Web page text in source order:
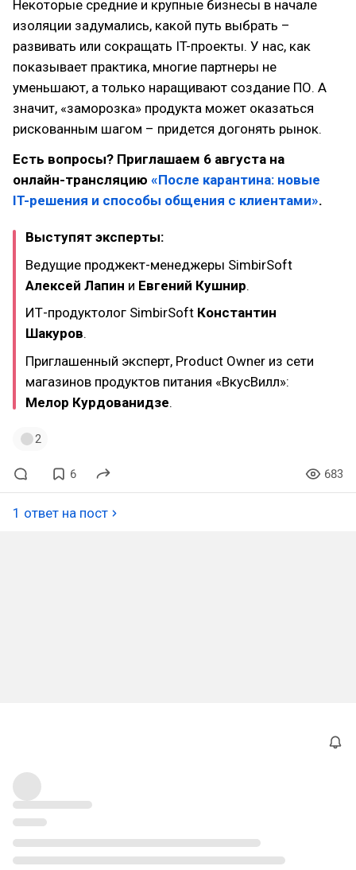
Некоторые средние и крупные бизнесы в начале
изоляции задумались, какой путь выбрать –
развивать или сокращать IT-проекты. У нас, как
показывает практика, многие партнеры не
уменьшают, а только наращивают создание ПО. А
значит, «заморозка» продукта может оказаться
рискованным шагом – придется догонять рынок.
Есть вопросы? Приглашаем 6 августа на
онлайн-трансляцию «После карантина: новые
IT-решения и способы общения с клиентами».
Выступят эксперты:
Ведущие проджект-менеджеры SimbirSoft
Алексей Лапин и Евгений Кушнир.
ИТ-продуктолог SimbirSoft Константин
Шакуров.
Приглашенный эксперт, Product Owner из сети
магазинов продуктов питания «ВкусВилл»:
Мелор Курдованидзе.
2
6 683
1 ответ на пост